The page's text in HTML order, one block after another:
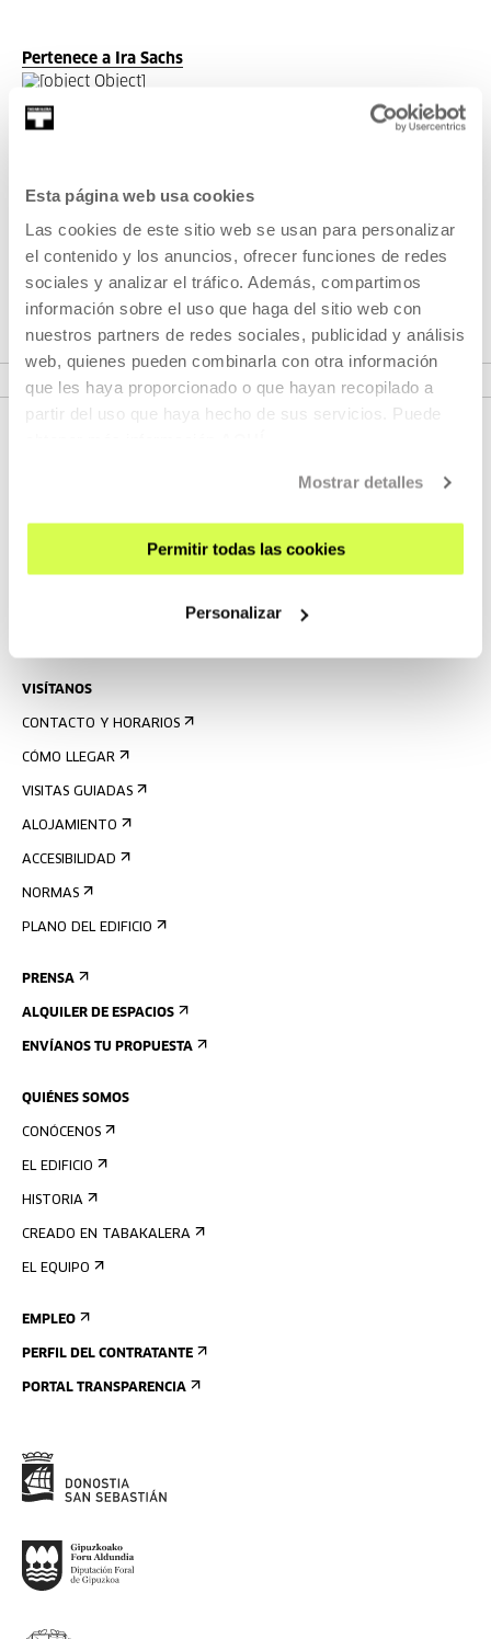
Esta página web usa cookies
Las cookies de este sitio web se usan para personalizar
el contenido y los anuncios, ofrecer funciones de redes
sociales y analizar el tráfico. Además, compartimos
información sobre el uso que haga del sitio web con
nuestros partners de redes sociales, publicidad y análisis
web, quienes pueden combinarla con otra información
que les haya proporcionado o que hayan recopilado a
partir del uso que haya hecho de sus servicios. Puede
Mostrar detalles
Permitir todas las cookies
Personalizar
Pertenece a Ira Sachs
A lo largo de julio y agosto, todos los sábados podremos
ver uno de los nueve largometrajes que conforman, por el
momento, su filmografía.
VER CICLO
VISÍTANOS
CONTACTO Y HORARIOS
CÓMO LLEGAR
VISITAS GUIADAS
ALOJAMIENTO
ACCESIBILIDAD
NORMAS
PLANO DEL EDIFICIO
PRENSA
ALQUILER DE ESPACIOS
ENVÍANOS TU PROPUESTA
QUIÉNES SOMOS
CONÓCENOS
EL EDIFICIO
HISTORIA
CREADO EN TABAKALERA
EL EQUIPO
EMPLEO
PERFIL DEL CONTRATANTE
PORTAL TRANSPARENCIA